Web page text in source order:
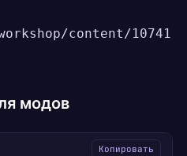
content/10741
модов
Копировать